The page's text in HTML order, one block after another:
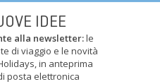
IDEE
alla newsletter:le
di viaggio e le novità
in anteprima
posta elettronica